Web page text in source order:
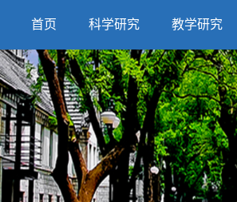
首页 科学研究 教学研究